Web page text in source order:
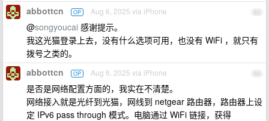
63
abbottcn OP Aug 6, 2025 via iPhone
@songyoucai 感谢提示。
我这光猫登录上去，没有什么选项可用，也没有 WiFi ，就只有
拨号之类的。
64
abbottcn OP Aug 6, 2025 via iPhone
是否是网络配置方面的，我实在不清楚。
网络接入就是光纤到光猫，网线到 netgear 路由器，路由器上设
定 IPv6 pass through 模式。电脑通过 WiFi 链接，获得